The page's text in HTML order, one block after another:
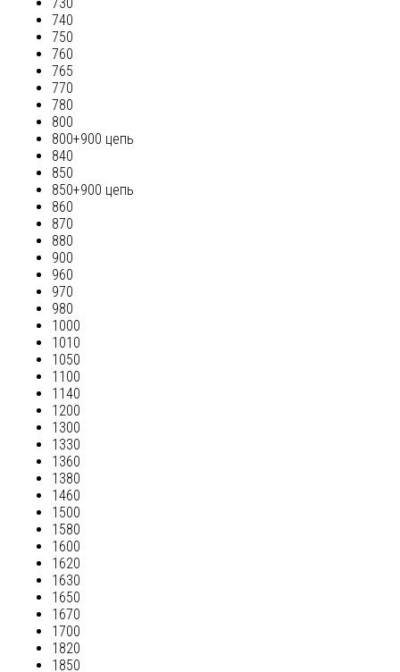
730
740
750
760
765
770
780
800
800+900 цепь
840
850
850+900 цепь
860
870
880
900
960
970
980
1000
1010
1050
1100
1140
1200
1300
1330
1360
1380
1460
1500
1580
1600
1620
1630
1650
1670
1700
1820
1850